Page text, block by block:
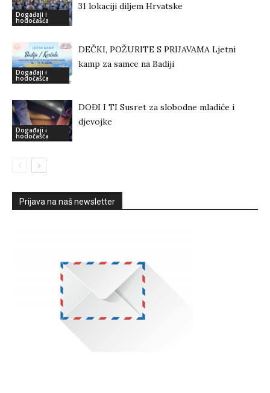
Događaji i
hodočašća
31 lokaciji diljem Hrvatske
Događaji i
hodočašća
DEČKI, POŽURITE S PRIJAVAMA Ljetni
kamp za samce na Badiji
Događaji i
hodočašća
DOĐI I TI Susret za slobodne mladiće i
djevojke
Prijava na naš newsletter